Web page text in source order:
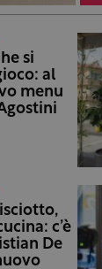
si
al
menu
c’è
De